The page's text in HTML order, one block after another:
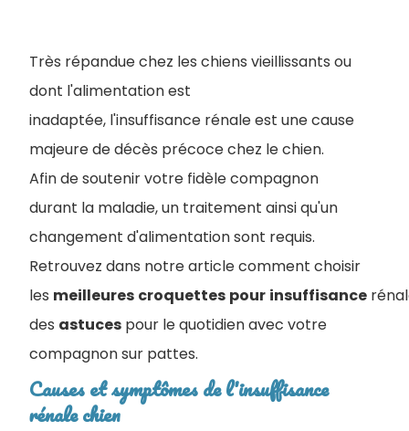
Très répandue chez les chiens vieillissants ou
dont l'alimentation est
inadaptée, l'insuffisance rénale est une cause
majeure de décès précoce chez le chien.
Afin de soutenir votre fidèle compagnon
durant la maladie, un traitement ainsi qu'un
changement d'alimentation sont requis.
Retrouvez dans notre article comment choisir
les meilleures croquettes pour insuffisance
des astuces pour le quotidien avec votre
compagnon sur pattes.
Causes et symptômes de l'insuffisance
rénale chien